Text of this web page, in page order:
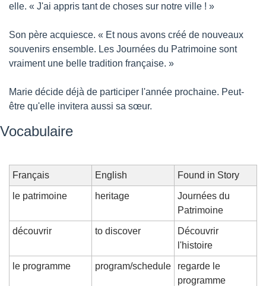
elle. « J'ai appris tant de choses sur notre ville ! »
Son père acquiesce. « Et nous avons créé de nouveaux
souvenirs ensemble. Les Journées du Patrimoine sont
vraiment une belle tradition française. »
Marie décide déjà de participer l'année prochaine. Peut-
être qu'elle invitera aussi sa sœur.
Vocabulaire
Français English Found in Story
le patrimoine heritage
Journées du
Patrimoine
découvrir to discover
Découvrir
l'histoire
le programme program/schedule
regarde le
programme